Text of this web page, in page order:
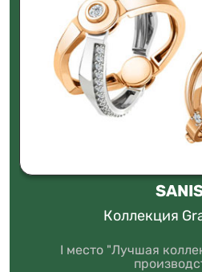
Коллекция
I место "Лучшая